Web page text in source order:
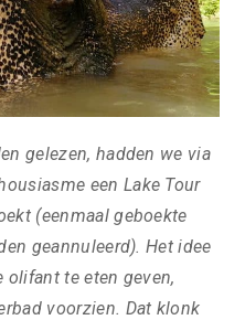
gelezen, hadden we via
een Lake Tour
(eenmaal geboekte
geannuleerd). Het idee
olifant te eten geven,
voorzien. Dat klonk